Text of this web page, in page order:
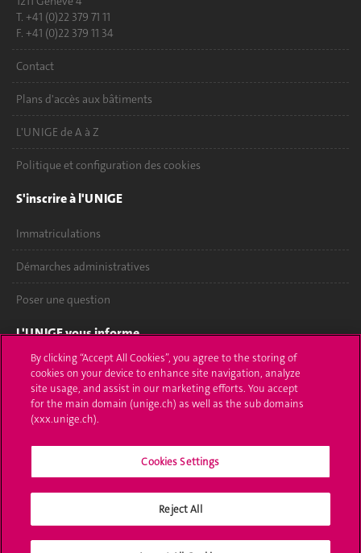
T. +41 (0)22 379 71 11
F. +41 (0)22 379 11 34
Contact
Plans d'accès aux bâtiments
L'UNIGE de A à Z
Politique et configuration des cookies
S'inscrire à l'UNIGE
Immatriculations
Démarches administratives
Poser une question
L'UNIGE vous informe
UNIGE Mobile
Médias
By clicking “Accept All Cookies”, you agree to the storing of
cookies on your device to enhance site navigation, analyze
site usage, and assist in our marketing efforts. You accept
for the main domain (unige.ch) as well as the sub domains
(xxx.unige.ch).
Cookies Settings
Reject All